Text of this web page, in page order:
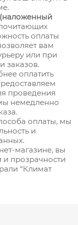
оплаты
вам
или при
заказов.
оплатить
проведения
немедленно
оплаты, мы
и
магазине, вы
прозрачности
“Климат